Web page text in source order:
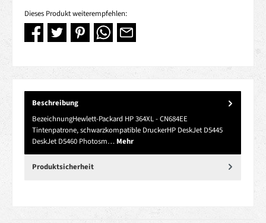
Dieses Produkt weiterempfehlen:
Beschreibung
BezeichnungHewlett-Packard HP 364XL - CN684EE
Tintenpatrone, schwarzkompatible DruckerHP DeskJet D5445
DeskJet D5460 Photosm… Mehr
Produktsicherheit